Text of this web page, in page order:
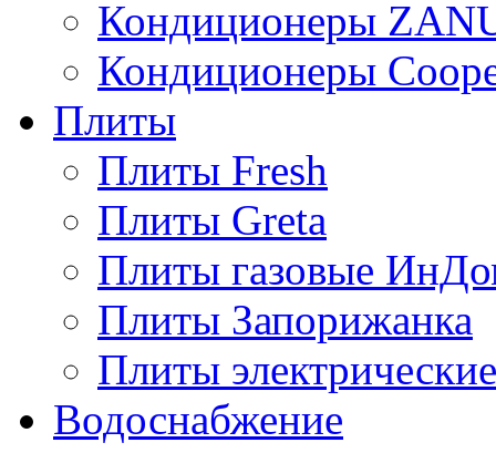
Кондиционеры
Кондиционеры
Плиты
Плиты Fresh
Плиты Greta
Плиты газовые
Плиты Запорижанка
Плиты
Водоснабжение